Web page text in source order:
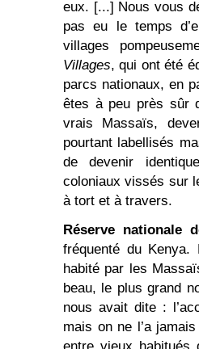
eux. [...] Nous vous
pas eu le temps
villages
Villages, qui ont été
parcs nationaux, en
êtes à peu près sûr
vrais Massaïs,
pourtant labellisés
de devenir
coloniaux vissés sur
à tort et à travers.
Réserve nationale
fréquenté du
habité par les
beau, le plus grand
nous avait dite :
mais on ne l’a